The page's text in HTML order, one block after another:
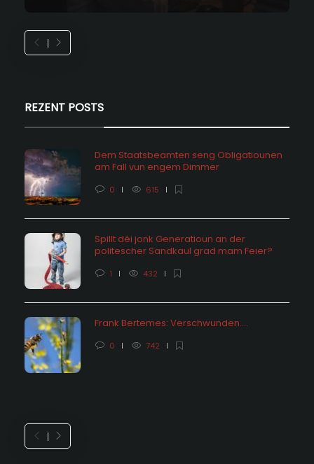
REZENT POSTS
Dem Staatsbeamten seng Obligatiounen
am Fall vun engem Dimmer
0 615
Spillt déi jonk Generatioun an der
politescher Sandkaul grad mam Feier?
1 432
Frank Bertemes: Verschwunden….
0 742